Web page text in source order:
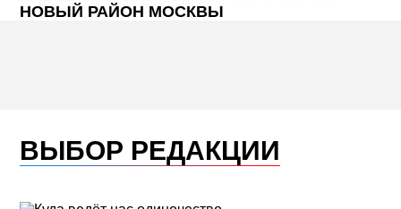
НОВЫЙ РАЙОН МОСКВЫ
ВЫБОР РЕДАКЦИИ